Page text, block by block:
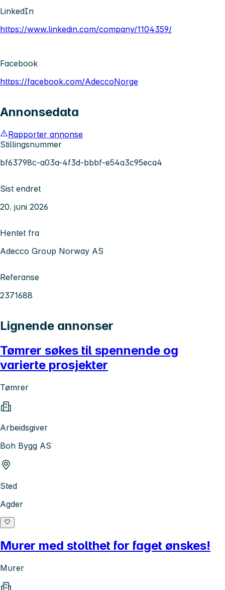
LinkedIn
https://www.linkedin.com/company/1104359/
Facebook
https://facebook.com/AdeccoNorge
Annonsedata
Rapporter annonse
Stillingsnummer
bf63798c-a03a-4f3d-bbbf-e54a3c95eca4
Sist endret
20. juni 2026
Hentet fra
Adecco Group Norway AS
Referanse
2371688
Lignende annonser
Tømrer søkes til spennende og
varierte prosjekter
Tømrer
Arbeidsgiver
Boh Bygg AS
Sted
Agder
Murer med stolthet for faget ønskes!
Murer